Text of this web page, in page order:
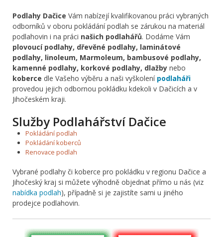
Podlahy Dačice Vám nabízejí kvalifikovanou práci vybraných
odborníků v oboru pokládání podlah se zárukou na materiál
podlahovin i na práci našich podlahářů. Dodáme Vám
plovoucí podlahy, dřevěné podlahy, laminátové
podlahy, linoleum, Marmoleum, bambusové podlahy,
kamenné podlahy, korkové podlahy, dlažby nebo
koberce dle Vašeho výběru a naši vyškolení podlaháři
provedou jejich odbornou pokládku kdekoli v Dačicích a v
Jihočeském kraji.
Služby Podlahářství Dačice
Pokládání podlah
Pokládání koberců
Renovace podlah
Vybrané podlahy či koberce pro pokládku v regionu Dačice a
Jihočeský kraj si můžete výhodně objednat přímo u nás (viz
nabídka podlah), případně si je zajistíte sami u jiného
prodejce podlahovin.